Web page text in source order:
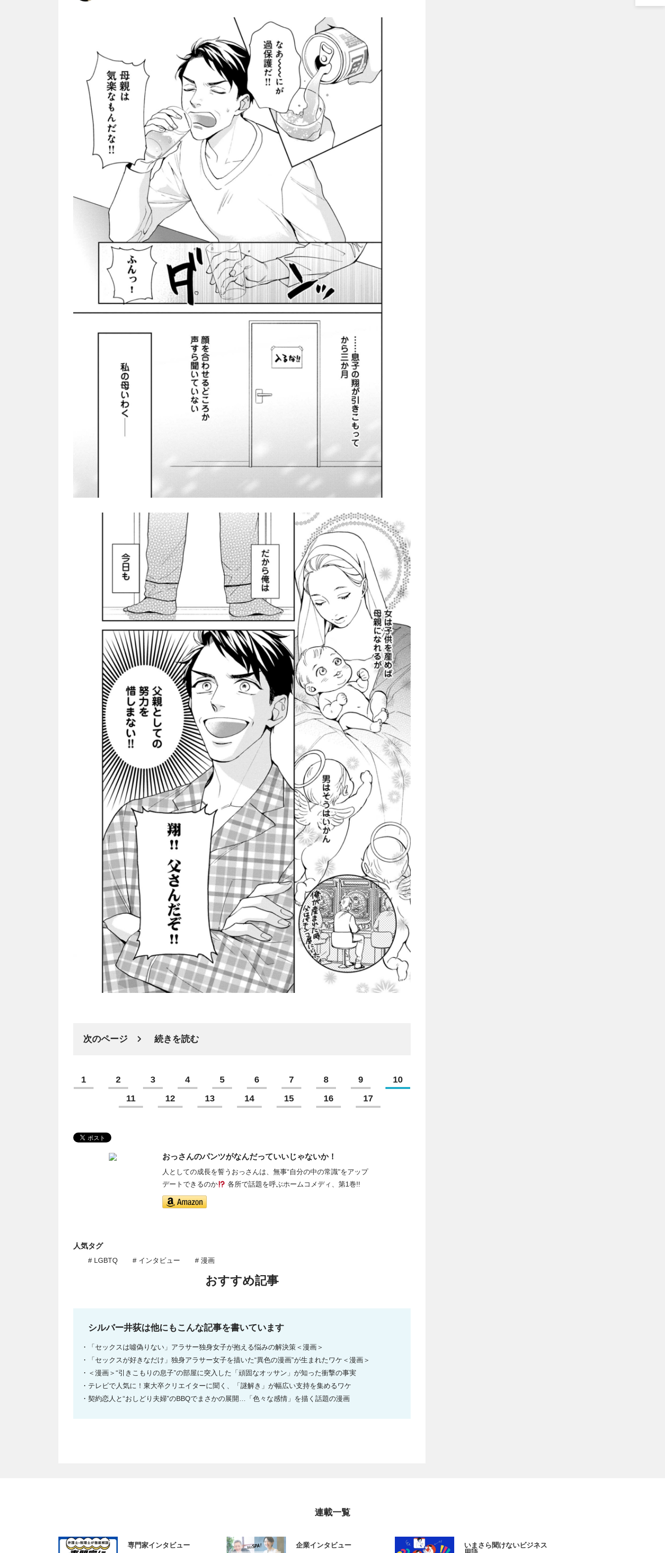
次のページ 続きを読む
1 2 3 4 5 6 7 8 9
10
11
12 13 14 15 16 17
おっさんのパンツがなんだっていいじゃないか！
人としての成長を誓うおっさんは、無事“自分の中の常識"をアップ
デートできるのか
各所で話題を呼ぶホームコメディ、第1巻!!
人気タグ
# LGBTQ # インタビュー # 漫画
おすすめ記事
シルバー井荻は他にもこんな記事を書いています
「セックスは噓偽りない」アラサー独身女子が抱える悩みの解決策＜漫画＞
「セックスが好きなだけ」独身アラサー女子を描いた“異色の漫画”が生まれたワケ＜漫画＞
＜漫画＞“引きこもりの息子”の部屋に突入した「頑固なオッサン」が知った衝撃の事実
テレビで人気に！東大卒クリエイターに聞く、「謎解き」が幅広い支持を集めるワケ
契約恋人と“おしどり夫婦”のBBQでまさかの展開…「色々な感情」を描く話題の漫画
連載一覧
専門家インタビュー 企業インタビュー
いまさら聞けないビジネス